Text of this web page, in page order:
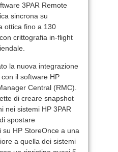
3PAR Remote
sincrona su
ottica fino a 130
crittografia in-flight
la nuova integrazione
il software HP
Central (RMC).
di creare snapshot
nei sistemi HP 3PAR
spostare
HP StoreOnce a una
a quella dei sistemi